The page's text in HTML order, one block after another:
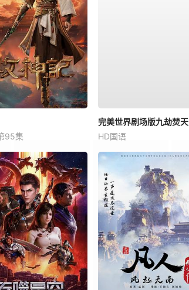
95集
完美世界剧场版九劫焚天
HD国语